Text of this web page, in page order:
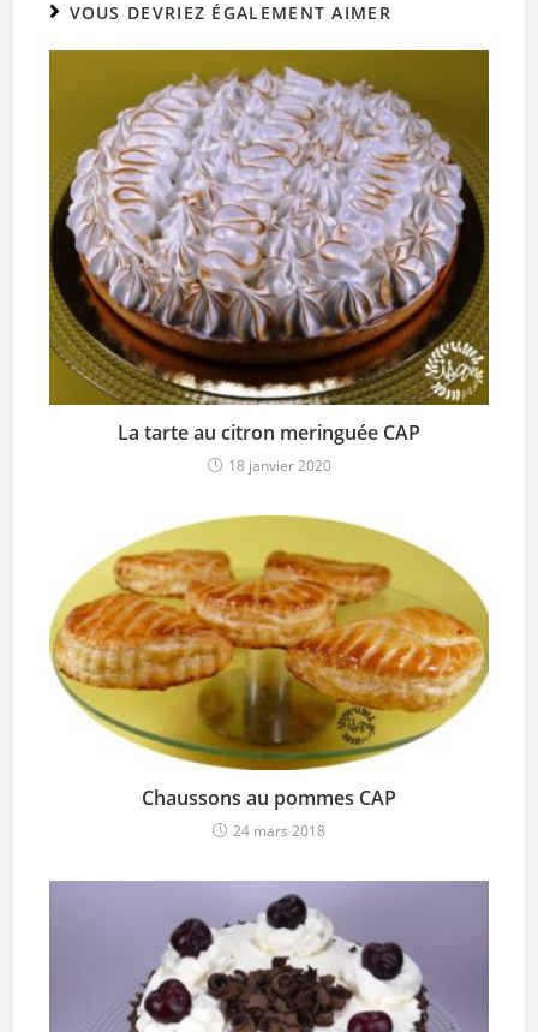
VOUS DEVRIEZ ÉGALEMENT AIMER
La tarte au citron meringuée CAP
18 janvier 2020
Chaussons au pommes CAP
24 mars 2018